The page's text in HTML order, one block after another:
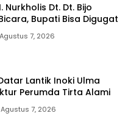
Nurkholis Dt. Dt. Bijo
Bupati Bisa Digugat
Agustus 7, 2026
Lantik Inoki Ulma
Perumda Tirta Alami
Agustus 7, 2026